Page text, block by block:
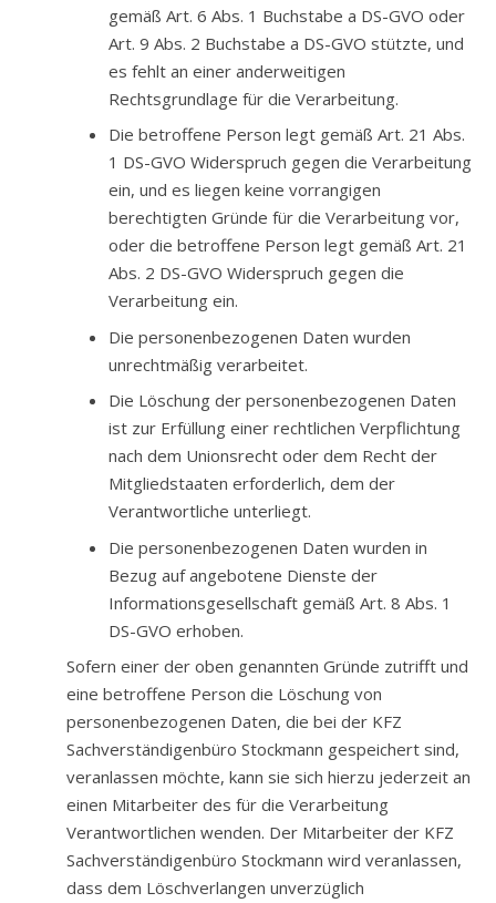
gemäß Art. 6 Abs. 1 Buchstabe a DS-GVO oder
Art. 9 Abs. 2 Buchstabe a DS-GVO stützte, und
es fehlt an einer anderweitigen
Rechtsgrundlage für die Verarbeitung.
Die betroffene Person legt gemäß Art. 21 Abs.
1 DS-GVO Widerspruch gegen die Verarbeitung
ein, und es liegen keine vorrangigen
berechtigten Gründe für die Verarbeitung vor,
oder die betroffene Person legt gemäß Art. 21
Abs. 2 DS-GVO Widerspruch gegen die
Verarbeitung ein.
Die personenbezogenen Daten wurden
unrechtmäßig verarbeitet.
Die Löschung der personenbezogenen Daten
ist zur Erfüllung einer rechtlichen Verpflichtung
nach dem Unionsrecht oder dem Recht der
Mitgliedstaaten erforderlich, dem der
Verantwortliche unterliegt.
Die personenbezogenen Daten wurden in
Bezug auf angebotene Dienste der
Informationsgesellschaft gemäß Art. 8 Abs. 1
DS-GVO erhoben.
Sofern einer der oben genannten Gründe zutrifft und
eine betroffene Person die Löschung von
personenbezogenen Daten, die bei der KFZ
Sachverständigenbüro Stockmann gespeichert sind,
veranlassen möchte, kann sie sich hierzu jederzeit an
einen Mitarbeiter des für die Verarbeitung
Verantwortlichen wenden. Der Mitarbeiter der KFZ
Sachverständigenbüro Stockmann wird veranlassen,
dass dem Löschverlangen unverzüglich